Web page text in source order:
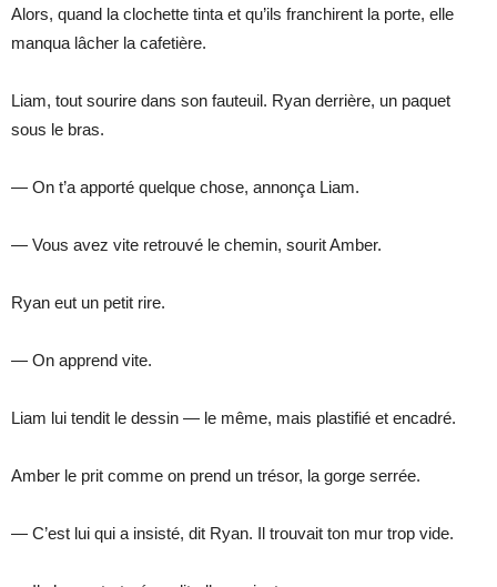
Alors, quand la clochette tinta et qu’ils franchirent la porte, elle
manqua lâcher la cafetière.
Liam, tout sourire dans son fauteuil. Ryan derrière, un paquet
sous le bras.
— On t’a apporté quelque chose, annonça Liam.
— Vous avez vite retrouvé le chemin, sourit Amber.
Ryan eut un petit rire.
— On apprend vite.
Liam lui tendit le dessin — le même, mais plastifié et encadré.
Amber le prit comme on prend un trésor, la gorge serrée.
— C’est lui qui a insisté, dit Ryan. Il trouvait ton mur trop vide.